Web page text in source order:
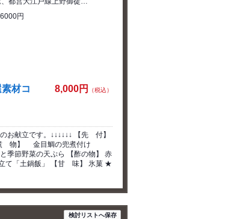
円
8,000円 （税込）
材コ
お献立です。↓↓↓↓↓↓ 【先 付】
物】 金目鯛の兜煮付け
節野菜の天ぷら 【酢の物】 赤
て「土鍋飯」 【甘 味】 氷菓 ★
検討リストへ保存